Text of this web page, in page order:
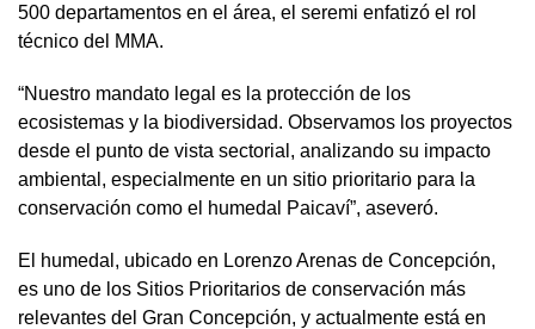
500 departamentos en el área, el seremi enfatizó el rol
técnico del MMA.
“Nuestro mandato legal es la protección de los
ecosistemas y la biodiversidad. Observamos los proyectos
desde el punto de vista sectorial, analizando su impacto
ambiental, especialmente en un sitio prioritario para la
conservación como el humedal Paicaví”, aseveró.
El humedal, ubicado en Lorenzo Arenas de Concepción,
es uno de los Sitios Prioritarios de conservación más
relevantes del Gran Concepción, y actualmente está en